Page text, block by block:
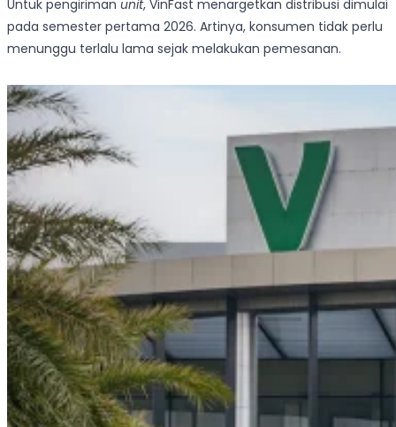
Untuk pengiriman unit, VinFast menargetkan distribusi dimulai
pada semester pertama 2026. Artinya, konsumen tidak perlu
menunggu terlalu lama sejak melakukan pemesanan.